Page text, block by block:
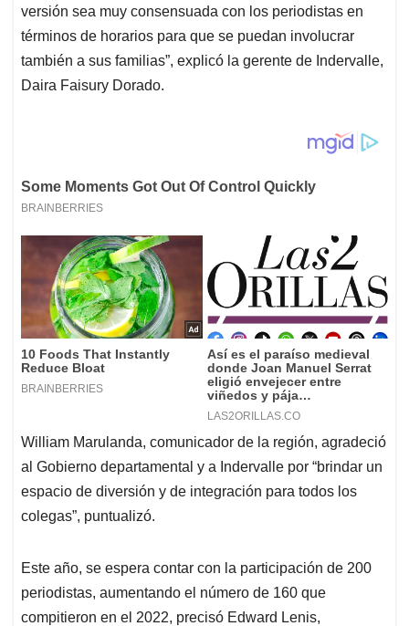
versión sea muy consensuada con los periodistas en
términos de horarios para que se puedan involucrar
también a sus familias”, explicó la gerente de Indervalle,
Daira Faisury Dorado.
William Marulanda, comunicador de la región, agradeció
al Gobierno departamental y a Indervalle por “brindar un
espacio de diversión y de integración para todos los
colegas”, puntualizó.
Este año, se espera contar con la participación de 200
periodistas, aumentando el número de 160 que
compitieron en el 2022, precisó Edward Lenis,